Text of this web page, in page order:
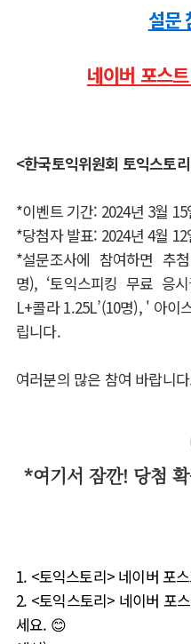
설문
네이버 포스
<한국토익위원회 토익스토리
*이벤트 기간: 2024년 3월 15
*당첨자 발표: 2024년 4월 12
*설문조사에 참여하면 추
명), ‘토익스피킹 무료 응시
L+콜라1.25L’(10명), ' 아이
립니다.
여러분의 많은 참여 바랍니
*여기서 잠깐! 당첨
1. <토익스토리> 네이버 포
2. <토익스토리> 네이버 포
세요. 😊